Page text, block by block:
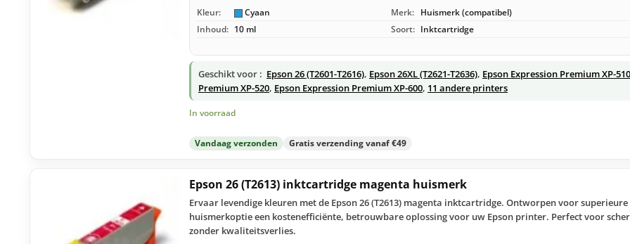
Kleur: Cyaan Merk: Huismerk (compatibel)
Inhoud: 10 ml Soort: Inktcartridge
Geschikt voor : Epson 26 (T2601-T2616), Epson 26XL (T2621-T2636), Epson Expression Premium XP-510
Premium XP-520, Epson Expression Premium XP-600, 11 andere printers
In voorraad
Vandaag verzonden Gratis verzending vanaf €49
Epson 26 (T2613) inktcartridge magenta huismerk
Ervaar levendige kleuren met de Epson 26 (T2613) magenta inktcartridge. Ontworpen voor
huismerkoptie een kostenefficiënte, betrouwbare oplossing voor uw Epson printer. Perfect voor
zonder kwaliteitsverlies.